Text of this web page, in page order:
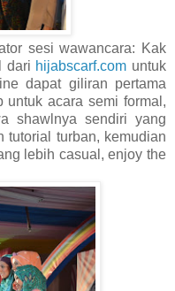
sesi wawancara: Kak
dari hijabscarf.com untuk
dapat giliran pertama
acara semi formal,
shawlnya sendiri yang
tutorial turban, kemudian
lebih casual, enjoy the